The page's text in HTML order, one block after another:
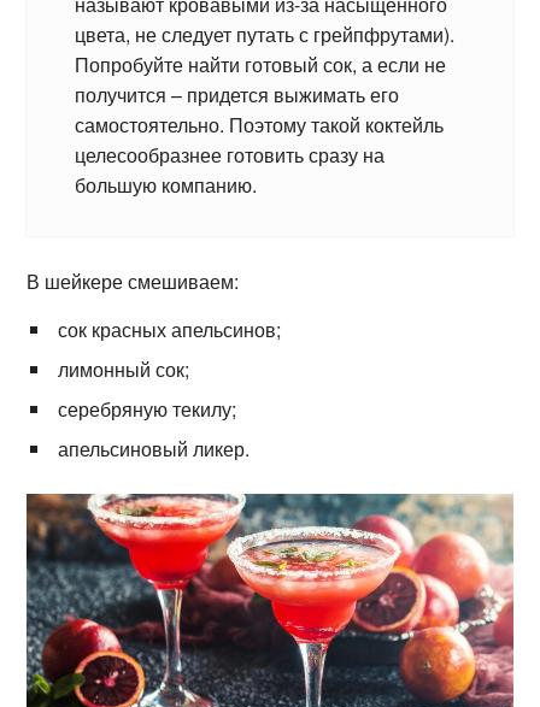
цвета, не следует путать с грейпфрутами).
Попробуйте найти готовый сок, а если не
получится – придется выжимать его
самостоятельно. Поэтому такой коктейль
целесообразнее готовить сразу на
большую компанию.
В шейкере смешиваем:
сок красных апельсинов;
лимонный сок;
серебряную текилу;
апельсиновый ликер.